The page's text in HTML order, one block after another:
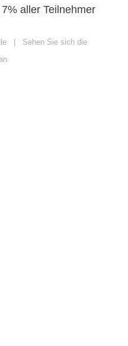
aller Teilnehmer
| Sehen Sie sich die